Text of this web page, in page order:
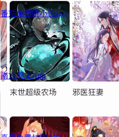
番茄免费听小说app
南方周末App